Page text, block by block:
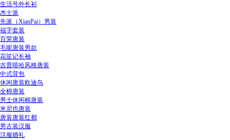
生活号外长衫
杰士派
先派（XianPai）男装
福字套装
百荣唐装
毛呢唐装男款
花笙记长袖
吉普嘻哈风格唐装
中式背包
休闲唐装欧迪鸟
全棉唐装
男士休闲棉唐装
米尼也唐装
唐装唐装红都
男古装汉服
汉服婚礼